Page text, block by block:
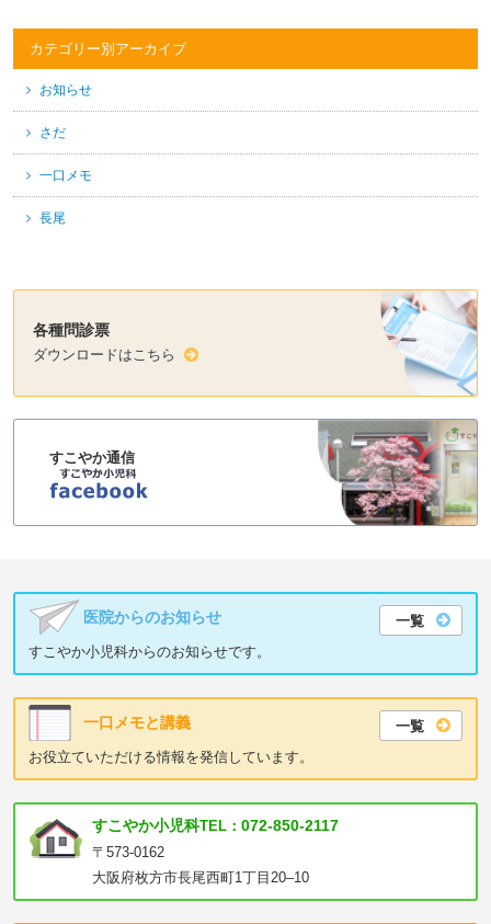
カテゴリー別アーカイブ
お知らせ
さだ
一口メモ
長尾
各種問診票
ダウンロードはこちら
すこやか通信
医院からのお知らせ
一覧
すこやか小児科からのお知らせです。
一口メモと講義
一覧
お役立ていただける情報を発信しています。
すこやか小児科TEL： 072-850-2117
〒573-0162
大阪府枚方市長尾西町1丁目20–10